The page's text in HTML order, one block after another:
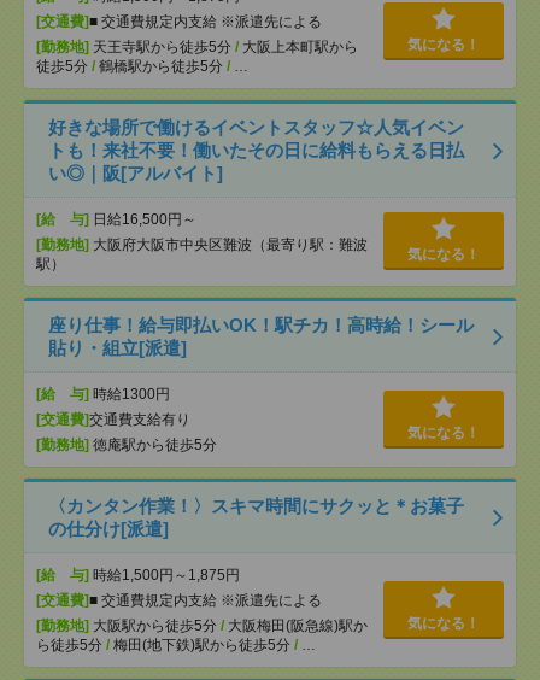
[交通費]■ 交通費規定内支給 ※派遣先による
[勤務地] 天王寺駅から徒歩5分 / 大阪上本町駅から
徒歩5分 / 鶴橋駅から徒歩5分 / …
気になる！
好きな場所で働けるイベントスタッフ☆人気イベン
トも！来社不要！働いたその日に給料もらえる日払
い◎｜阪[アルバイト]
[給 与] 日給16,500円～
[勤務地] 大阪府大阪市中央区難波（最寄り駅：難波
駅）
気になる！
座り仕事！給与即払いOK！駅チカ！高時給！シール
貼り・組立[派遣]
[給 与] 時給1300円
[交通費]交通費支給有り
[勤務地] 徳庵駅から徒歩5分
気になる！
〈カンタン作業！〉スキマ時間にサクッと＊お菓子
の仕分け[派遣]
[給 与] 時給1,500円～1,875円
[交通費]■ 交通費規定内支給 ※派遣先による
[勤務地] 大阪駅から徒歩5分 / 大阪梅田(阪急線)駅か
ら徒歩5分 / 梅田(地下鉄)駅から徒歩5分 / …
気になる！